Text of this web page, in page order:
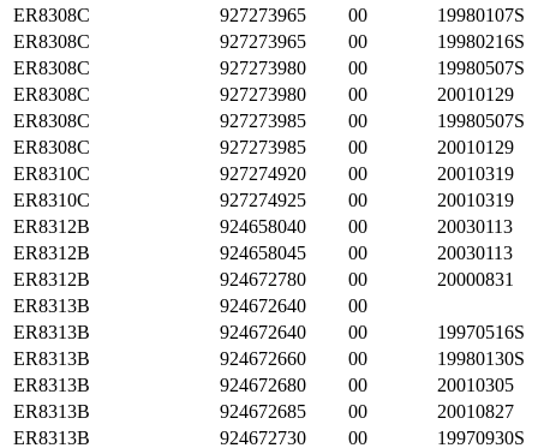
ER8308C
927273965 00
19980107S
ER8308C
927273965 00
19980216S
ER8308C
927273980 00
19980507S
ER8308C
927273980 00
20010129
ER8308C
927273985 00
19980507S
ER8308C
927273985 00
20010129
ER8310C
927274920 00
20010319
ER8310C
927274925 00
20010319
ER8312B
924658040 00
20030113
ER8312B
924658045 00
20030113
ER8312B
924672780 00
20000831
ER8313B
924672640
00
ER8313B
924672640 00
19970516S
ER8313B
924672660 00
19980130S
ER8313B
924672680 00
20010305
ER8313B
924672685 00
20010827
ER8313B
924672730 00 19970930S